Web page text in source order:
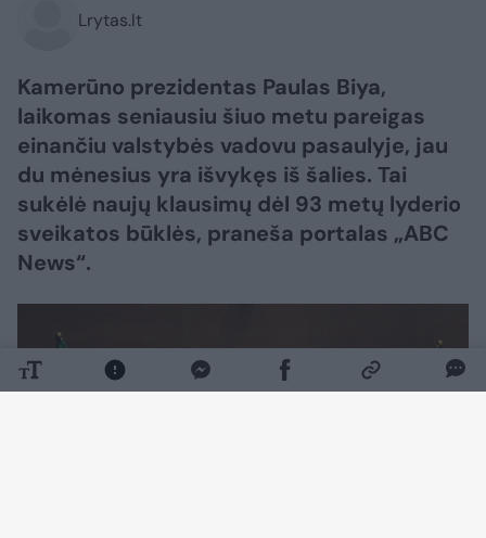
Lrytas.lt
Kamerūno prezidentas Paulas Biya,
laikomas seniausiu šiuo metu pareigas
einančiu valstybės vadovu pasaulyje, jau
du mėnesius yra išvykęs iš šalies. Tai
sukėlė naujų klausimų dėl 93 metų lyderio
sveikatos būklės, praneša portalas „ABC
News“.